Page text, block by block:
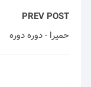
PREV POST
حمیرا - دوره دوره